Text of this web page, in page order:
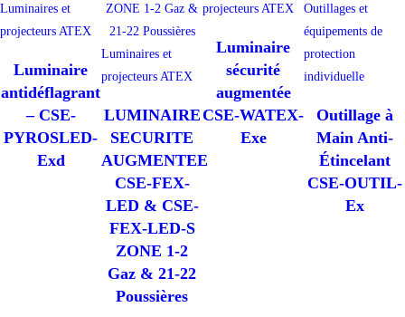
Luminaires et
projecteurs ATEX
Luminaire
antidéflagrant
– CSE-
PYROSLED-
Exd
Luminaires et
projecteurs ATEX
LUMINAIRE
SECURITE
AUGMENTEE
CSE-FEX-
LED & CSE-
FEX-LED-S
ZONE 1-2
Gaz & 21-22
Poussières
projecteurs ATEX
Luminaire
sécurité
augmentée
CSE-WATEX-
Exe
Outillages et
équipements de
protection
individuelle
Outillage à
Main Anti-
Étincelant
CSE-OUTIL-
Ex